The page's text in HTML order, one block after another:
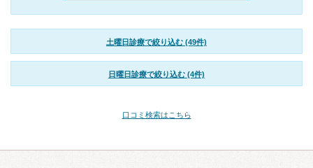
土曜日診療で絞り込む (49件)
日曜日診療で絞り込む (4件)
口コミ検索はこちら